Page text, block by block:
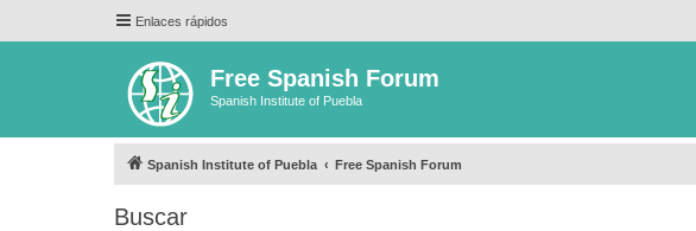
Enlaces rápidos
Free Spanish Forum
Spanish Institute of Puebla
Spanish Institute of Puebla Free Spanish Forum
Buscar